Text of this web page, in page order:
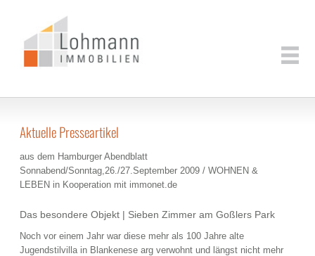
Aktuelle Presseartikel
aus dem Hamburger Abendblatt
Sonnabend/Sonntag,26./27.September 2009 / WOHNEN &
LEBEN in Kooperation mit immonet.de
Das besondere Objekt | Sieben Zimmer am Goßlers Park
Noch vor einem Jahr war diese mehr als 100 Jahre alte
Jugendstilvilla in Blankenese arg verwohnt und längst nicht mehr